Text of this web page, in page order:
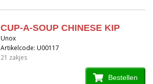
CUP-A-SOUP CHINESE KIP
Unox
Artikelcode: U00117
21 zakjes
Bestellen